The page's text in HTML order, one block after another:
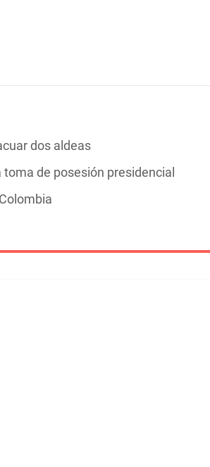
dos aldeas
de posesión presidencial